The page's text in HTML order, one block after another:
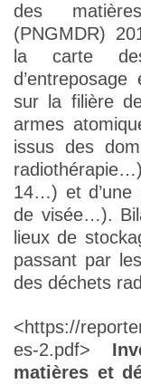
des
(PNGMDR)
la carte
sur la filière
armes
issus des
14…) et d’une
de visée…).
lieux de
passant par
des déchets
<https://
es-2.pdf>
matières et